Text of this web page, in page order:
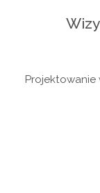
Projektowanie